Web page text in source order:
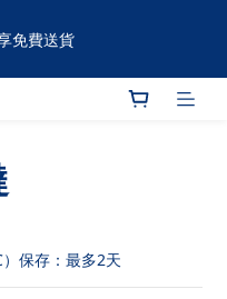
免費送貨
優惠 滿120件可享有九折優
免費送貨
保存：最多2天